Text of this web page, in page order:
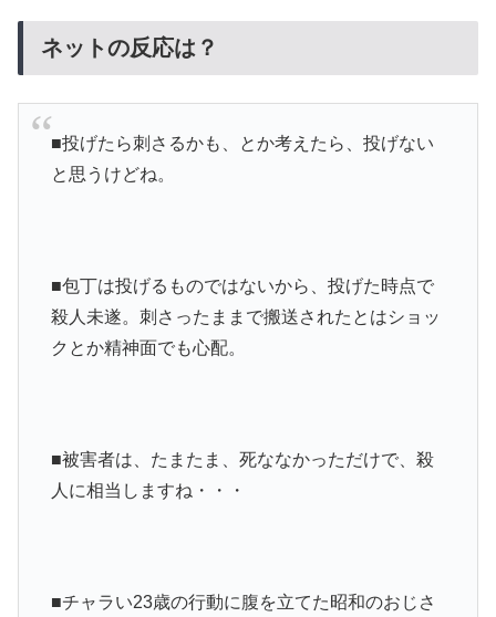
ネットの反応は？
■投げたら刺さるかも、とか考えたら、投げない
と思うけどね。
■包丁は投げるものではないから、投げた時点で
殺人未遂。刺さったままで搬送されたとはショッ
クとか精神面でも心配。
■被害者は、たまたま、死ななかっただけで、殺
人に相当しますね・・・
■チャラい23歳の行動に腹を立てた昭和のおじさ